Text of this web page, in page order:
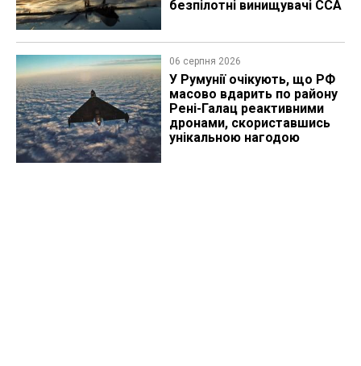
безпілотні винищувачі CCA
06 серпня 2026
У Румунії очікують, що РФ
масово вдарить по району
Рені-Галац реактивними
дронами, скориставшись
унікальною нагодою